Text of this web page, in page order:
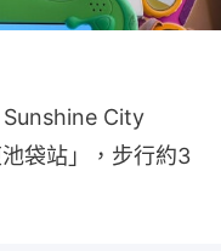
Sunshine City
袋站」，步行約3